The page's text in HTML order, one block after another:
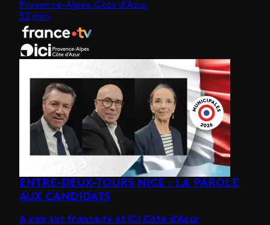
Provence-Alpes-Côte d'Azur
52 min
ENTRE-DEUX-TOURS NICE : LA PAROLE
AUX CANDIDATS
A voir sur france.tv et ICI Côte d'Azur